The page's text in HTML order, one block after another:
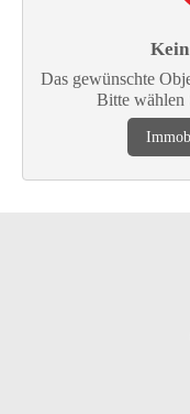
Das gewünschte
Bitte wählen